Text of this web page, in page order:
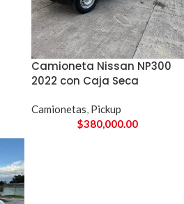
Camioneta Nissan NP300
2022 con Caja Seca
Camionetas, Pickup
$380,000.00